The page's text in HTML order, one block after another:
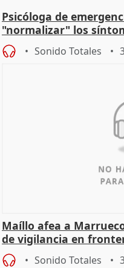
Psicóloga de
"normalizar" los
Sonido Totales
Maíllo afea a
de vigilancia en
Sonido Totales